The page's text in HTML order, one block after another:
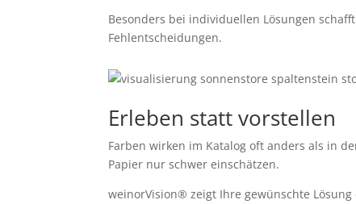
Besonders bei individuellen Lösungen
Fehlentscheidungen.
Erleben statt vorstellen
Farben wirken im Katalog oft anders als in
Papier nur schwer einschätzen.
weinorVision® zeigt Ihre gewünschte